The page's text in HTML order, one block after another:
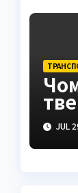
JUL